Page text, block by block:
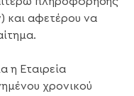
και αφετέρου να
η Εταιρεία
χρονικού